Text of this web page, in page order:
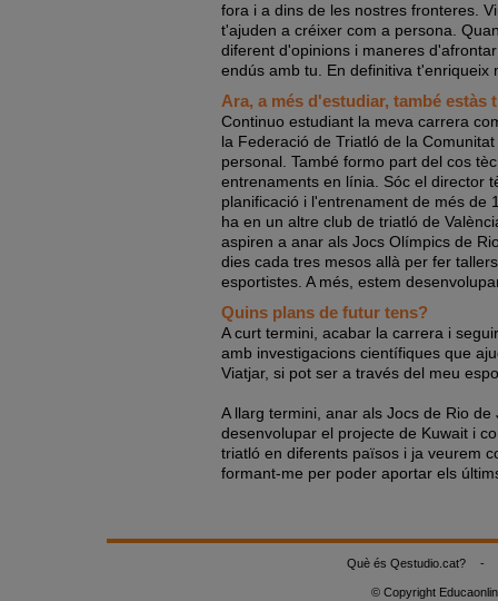
fora i a dins de les nostres fronteres.
t'ajuden a créixer com a persona.
diferent d'opinions i maneres
endús amb tu. En definitiva
Ara, a més d'estudiar, també
Continuo estudiant la meva carrera
la Federació de Triatló de la
personal. També formo part del cos
entrenaments en línia. Sóc el director
planificació i l'entrenament de més de
ha en un altre club de triatló de
aspiren a anar als Jocs Olímpics de
dies cada tres mesos allà per fer
esportistes. A més, estem
Quins plans de futur tens?
A curt termini, acabar la carrera i
amb investigacions científiques que
Viatjar, si pot ser a través del meu
A llarg termini, anar als Jocs de Rio
desenvolupar el projecte de Kuwait i
triatló en diferents països i ja veurem
formant-me per poder aportar els
Què és Qestudio.cat? -
© Copyright